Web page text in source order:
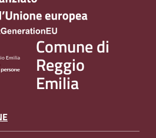
Comune di
Reggio
Emilia